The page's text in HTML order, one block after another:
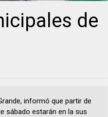
de
informó que partir de
sábado estarán en la sus